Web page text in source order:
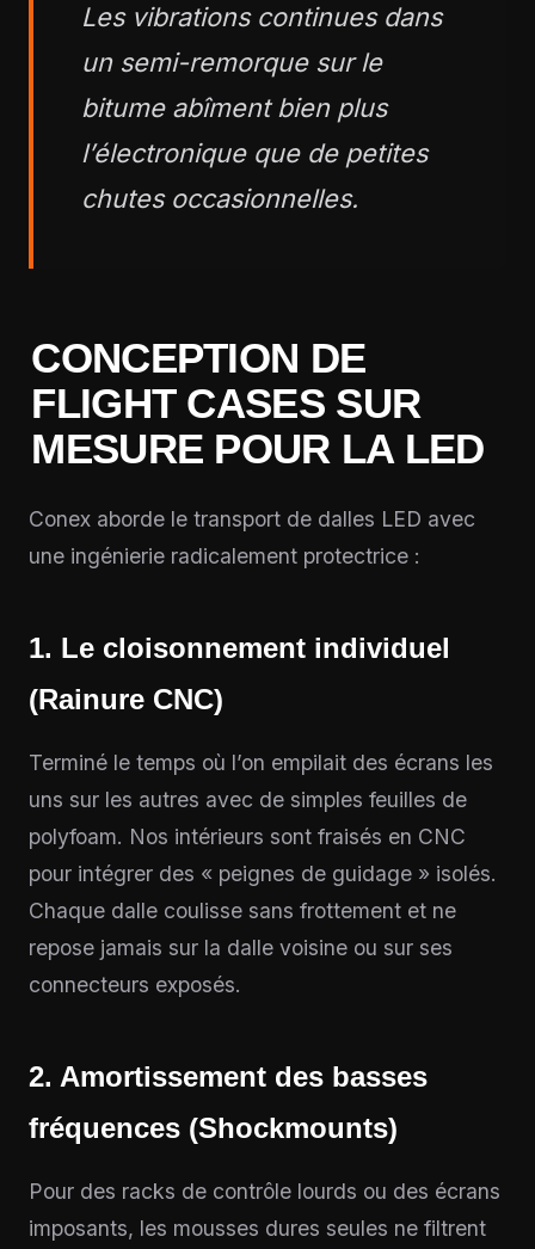
Les vibrations continues dans
un semi-remorque sur le
bitume abîment bien plus
l’électronique que de petites
chutes occasionnelles.
CONCEPTION DE
FLIGHT CASES SUR
MESURE POUR LA LED
Conex aborde le transport de dalles LED avec
une ingénierie radicalement protectrice :
1. Le cloisonnement individuel
(Rainure CNC)
Terminé le temps où l’on empilait des écrans les
uns sur les autres avec de simples feuilles de
polyfoam. Nos intérieurs sont fraisés en CNC
pour intégrer des « peignes de guidage » isolés.
Chaque dalle coulisse sans frottement et ne
repose jamais sur la dalle voisine ou sur ses
connecteurs exposés.
2. Amortissement des basses
fréquences (Shockmounts)
Pour des racks de contrôle lourds ou des écrans
imposants, les mousses dures seules ne filtrent